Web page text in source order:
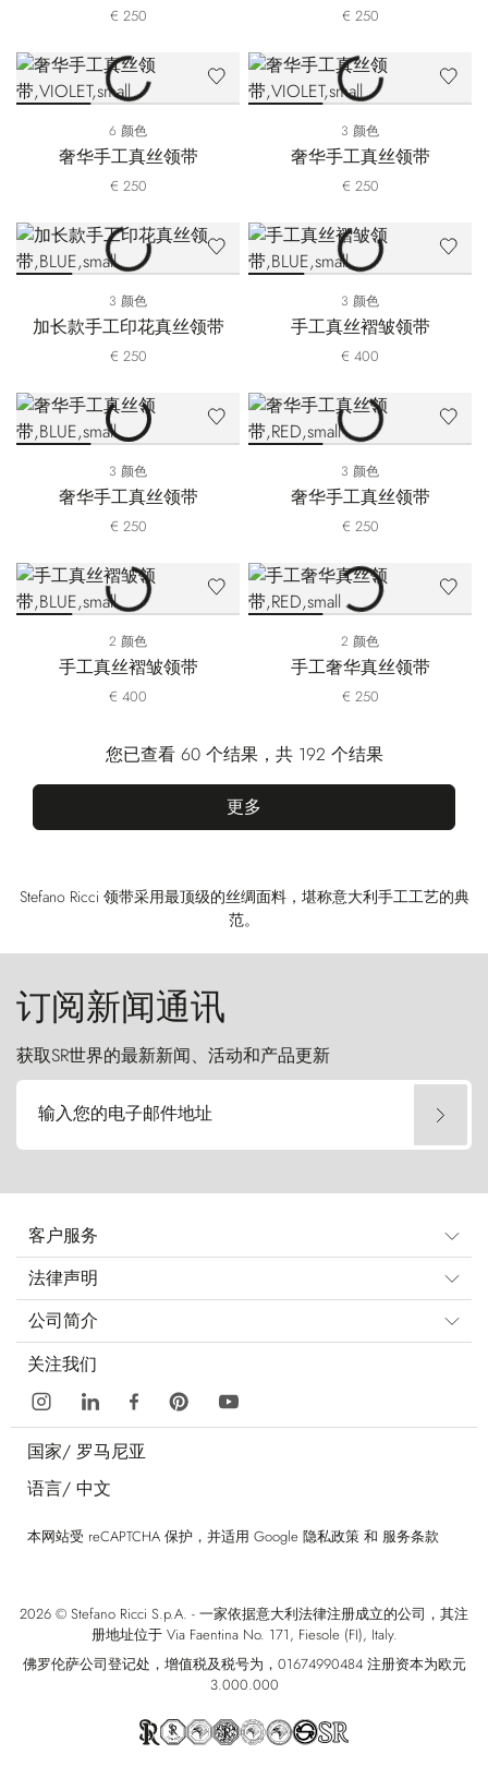
€ 250 € 250
6 颜色
奢华手工真丝领带
€ 250
3 颜色
奢华手工真丝领带
€ 250
3 颜色
加长款手工印花真丝领带
€ 250
3 颜色
手工真丝褶皱领带
€ 400
3 颜色
奢华手工真丝领带
€ 250
3 颜色
奢华手工真丝领带
€ 250
2 颜色
手工真丝褶皱领带
€ 400
2 颜色
手工奢华真丝领带
€ 250
您已查看 60 个结果，共 192 个结果
更多
Stefano Ricci 领带采用最顶级的丝绸面料，堪称意大利手工工艺的典
范。
订阅新闻通讯
获取SR世界的最新新闻、活动和产品更新
输入您的电子邮件地址
客户服务
法律声明
公司简介
关注我们
国家/ 罗马尼亚
语言/ 中文
本网站受 reCAPTCHA 保护，并适用 Google 隐私政策 和 服务条款
2026 © Stefano Ricci S.p.A. - 一家依据意大利法律注册成立的公司，其注
册地址位于 Via Faentina No. 171, Fiesole (FI), Italy.
佛罗伦萨公司登记处，增值税及税号为，01674990484 注册资本为欧元
3.000.000